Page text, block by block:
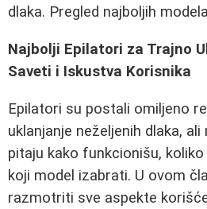
dlaka. Pregled najboljih
Najbolji Epilatori za Trajno
Saveti i Iskustva Korisnika
Epilatori su postali omiljeno
uklanjanje neželjenih dlaka,
pitaju kako funkcionišu,
koji model izabrati. U ovom
razmotriti sve aspekte